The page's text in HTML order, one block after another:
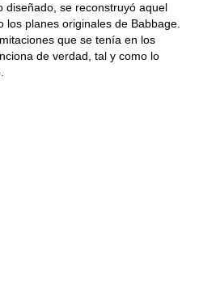
diseñado, se reconstruyó aquel
los planes originales de Babbage.
que se tenía en los
de verdad, tal y como lo